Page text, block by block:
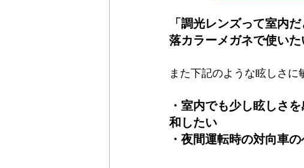
「調光レンズって室内
落カラーメガネで使いた
また下記のような眩しさに
・室内でも少し眩しさ
和したい
・夜間運転時の対向車